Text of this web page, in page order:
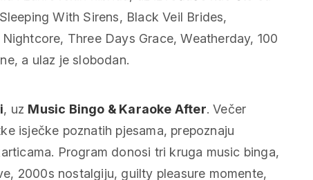
With Sirens, Black Veil Brides,
Three Days Grace, Weatherday, 100
a ulaz je slobodan.
, uz Music Bingo & Karaoke After. Večer
isječke poznatih pjesama, prepoznaju
Program donosi tri kruga music binga,
2000s nostalgiju, guilty pleasure momente,